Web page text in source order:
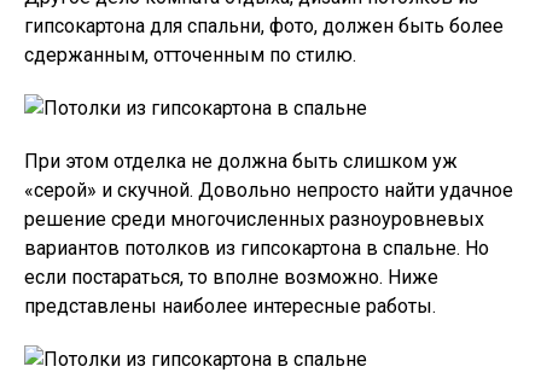
гипсокартона для спальни, фото, должен быть более
сдержанным, отточенным по стилю.
При этом отделка не должна быть слишком уж
«серой» и скучной. Довольно непросто найти удачное
решение среди многочисленных разноуровневых
вариантов потолков из гипсокартона в спальне. Но
если постараться, то вполне возможно. Ниже
представлены наиболее интересные работы.